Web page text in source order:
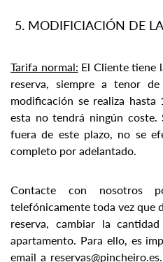
MODIFICIACIÓN DE LA
Tarifa normal: El Cliente tiene
reserva, siempre a tenor
modificación se realiza
esta no tendrá ningún coste.
fuera de este plazo, no se
completo por adelantado.
Contacte con nosotros
telefónicamente toda vez que
reserva, cambiar la
apartamento. Para ello, es
email a